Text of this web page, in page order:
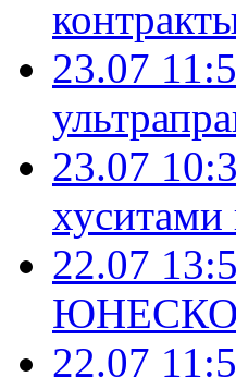
23.07
23.07
22.07
ЮНЕСКО
22.07